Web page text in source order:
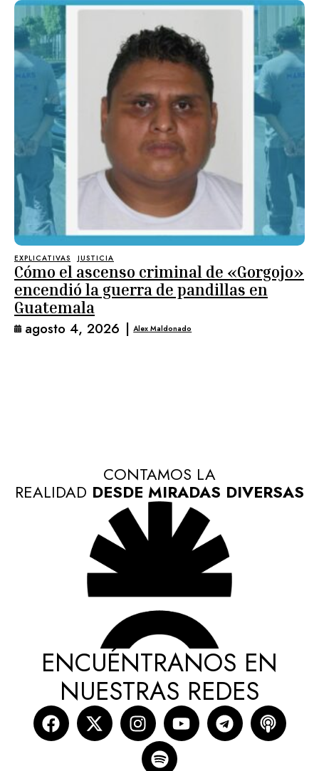
EXPLICATIVAS JUSTICIA
Cómo el ascenso criminal de «Gorgojo»
encendió la guerra de pandillas en
Guatemala
agosto 4, 2026 | Alex Maldonado
CONTAMOS LA
REALIDAD DESDE MIRADAS DIVERSAS
ENCUÉNTRANOS EN
NUESTRAS REDES